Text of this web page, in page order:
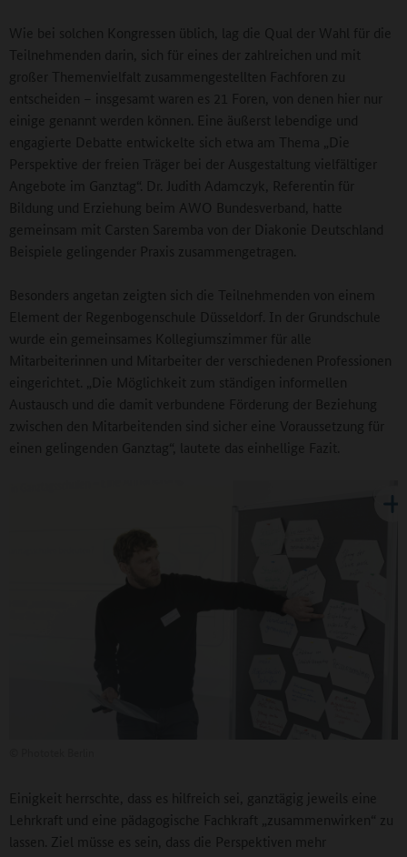
Wie bei solchen Kongressen üblich, lag die Qual der Wahl für die
Teilnehmenden darin, sich für eines der zahlreichen und mit
großer Themenvielfalt zusammengestellten Fachforen zu
entscheiden – insgesamt waren es 21 Foren, von denen hier nur
einige genannt werden können. Eine äußerst lebendige und
engagierte Debatte entwickelte sich etwa am Thema „Die
Perspektive der freien Träger bei der Ausgestaltung vielfältiger
Angebote im Ganztag“. Dr. Judith Adamczyk, Referentin für
Bildung und Erziehung beim AWO Bundesverband, hatte
gemeinsam mit Carsten Saremba von der Diakonie Deutschland
Beispiele gelingender Praxis zusammengetragen.
Besonders angetan zeigten sich die Teilnehmenden von einem
Element der Regenbogenschule Düsseldorf. In der Grundschule
wurde ein gemeinsames Kollegiumszimmer für alle
Mitarbeiterinnen und Mitarbeiter der verschiedenen Professionen
eingerichtet. „Die Möglichkeit zum ständigen informellen
Austausch und die damit verbundene Förderung der Beziehung
zwischen den Mitarbeitenden sind sicher eine Voraussetzung für
einen gelingenden Ganztag“, lautete das einhellige Fazit.
Einigkeit herrschte, dass es hilfreich sei, ganztägig jeweils eine
Lehrkraft und eine pädagogische Fachkraft „zusammenwirken“ zu
lassen. Ziel müsse es sein, dass die Perspektiven mehr